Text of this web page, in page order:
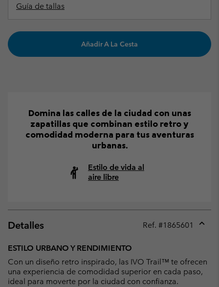
Guía de tallas
Añadir A La Cesta
Domina las calles de la ciudad con unas
zapatillas que combinan estilo retro y
comodidad moderna para tus aventuras
urbanas.
Estilo de vida al
aire libre
Detalles Ref. #1865601
ESTILO URBANO Y RENDIMIENTO
Con un diseño retro inspirado, las IVO Trail™ te ofrecen
una experiencia de comodidad superior en cada paso,
ideal para moverte por la ciudad con confianza.